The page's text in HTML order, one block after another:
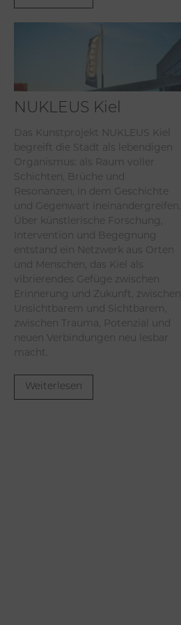
NUKLEUS Kiel
Das Kunstprojekt NUKLEUS Kiel
begreift die Stadt als lebendigen
Organismus: als Raum voller
Schichten, Brüche und
Resonanzen, in dem Geschichte
und Gegenwart ineinandergreifen.
Über künstlerische Forschung,
Intervention und Begegnung
entstand ein Netzwerk aus Orten
und Menschen, das Kiel als
vibrierendes Gefüge zwischen
Erinnerung und Zukunft, zwischen
Unsichtbarem und Sichtbarem,
zwischen Trauma, Potenzial und
neuen Verbindungen neu lesbar
macht.
Weiterlesen